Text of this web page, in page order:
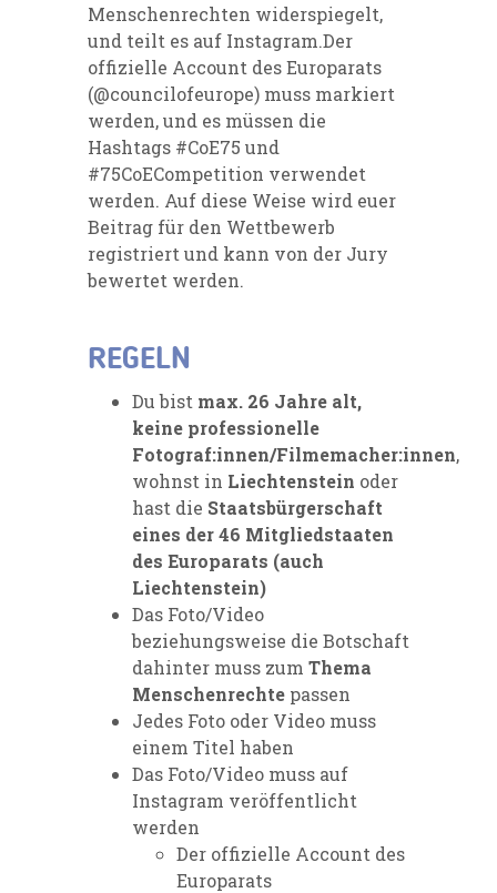
Menschenrechten widerspiegelt,
und teilt es auf Instagram.Der
offizielle Account des Europarats
(@councilofeurope) muss markiert
werden, und es müssen die
Hashtags #CoE75 und
#75CoECompetition verwendet
werden. Auf diese Weise wird euer
Beitrag für den Wettbewerb
registriert und kann von der Jury
bewertet werden.
REGELN
Du bist max. 26 Jahre alt,
keine professionelle
Fotograf:innen/Filmemacher:innen,
wohnst in Liechtenstein oder
hast die Staatsbürgerschaft
eines der 46 Mitgliedstaaten
des Europarats (auch
Liechtenstein)
Das Foto/Video
beziehungsweise die Botschaft
dahinter muss zum Thema
Menschenrechte passen
Jedes Foto oder Video muss
einem Titel haben
Das Foto/Video muss auf
Instagram veröffentlicht
werden
Der offizielle Account des
Europarats